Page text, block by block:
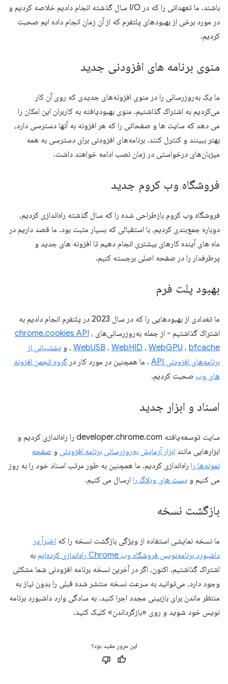
باشند. ما تعهداتی را که در I/O سال گذشته انجام دادیم خلاصه کردیم و
در مورد برخی از بهبودهای پلتفرم که از آن زمان انجام داده ایم صحبت
کردیم.
منوی برنامه های افزودنی جدید
ما یک به‌روزرسانی را در منوی افزونه‌های جدیدی که روی آن کار
می‌کردیم به اشتراک گذاشتیم. منوی بهبودیافته به کاربران این امکان را
می دهد که سایت ها و صفحاتی را که هر افزونه به آنها دسترسی دارد،
بهتر ببینند و کنترل کنند. برنامه‌های افزودنی برای دسترسی به همه
میزبان‌های درخواستی در زمان نصب ادامه خواهند داشت.
فروشگاه وب کروم جدید
فروشگاه وب کروم بازطراحی شده را که سال گذشته راه‌اندازی کردیم،
دوباره جمع‌بندی کردیم، با استقبالی که بسیار مثبت بود. ما قصد داریم در
ماه های آینده کارهای بیشتری انجام دهیم تا افزونه های جدید و
پرطرفدار را در صفحه اصلی برجسته کنیم.
بهبود پلت فرم
ما تعدادی از بهبودهایی را که در سال 2023 در پلتفرم انجام دادیم به
اشتراک گذاشتیم - از جمله به‌روزرسانی‌های
chrome.cookies API ،
WebUSB ، WebHID ، WebGPU ، bfcache ، و پشتیبانی از
برنامه‌های افزودنی API
. ما همچنین در مورد کار در گروه انجمن افزونه
های وب صحبت کردیم.
اسناد و ابزار جدید
سایت توسعه‌یافته developer.chrome.com را راه‌اندازی کردیم و
ابزارهایی مانند ابزار آزمایش به‌روزرسانی برنامه افزودنی و صفحه
نمونه‌ها را راه‌اندازی کردیم. ما همچنین به طور مرتب اسناد خود را به روز
می کنیم و پست های وبلاگ را ارسال می کنیم.
بازگشت نسخه
ما نسخه نمایشی استفاده از ویژگی بازگشت نسخه را که اخیراً در
داشبورد برنامه‌نویس فروشگاه وب Chrome راه‌اندازی کرده‌ایم
به
اشتراک گذاشتیم. اکنون، اگر در آخرین نسخه برنامه افزودنی شما مشکلی
وجود دارد، می‌توانید به سرعت نسخه منتشر شده قبلی را بدون نیاز به
منتظر ماندن برای بازبینی مجدد اجرا کنید. به سادگی وارد داشبورد برنامه
نویس خود شوید و روی «بازگرداندن» کلیک کنید.
این مرور مفید بود؟